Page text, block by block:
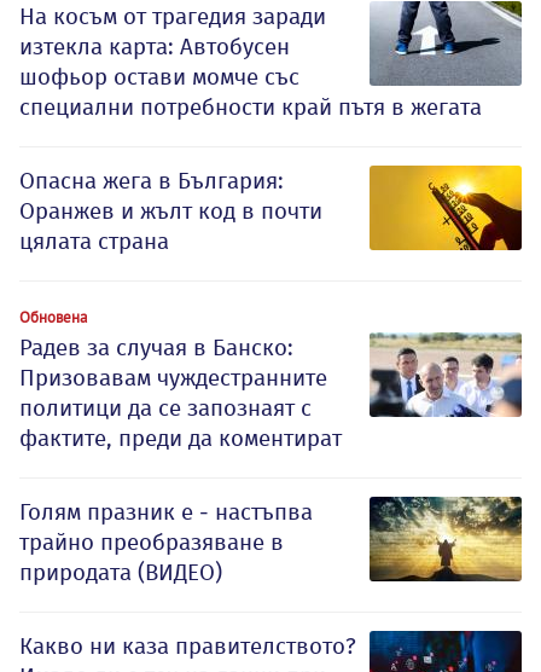
На косъм от трагедия заради
изтекла карта: Автобусен
шофьор остави момче със
специални потребности край пътя в жегата
Опасна жега в България:
Оранжев и жълт код в почти
цялата страна
Обновена
Радев за случая в Банско:
Призовавам чуждестранните
политици да се запознаят с
фактите, преди да коментират
Голям празник е - настъпва
трайно преобразяване в
природата (ВИДЕО)
Какво ни каза правителството?